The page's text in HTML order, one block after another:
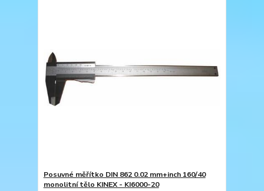
Posuvné měřítko DIN 862 0.02 mm+inch 160/40
monolitní tělo KINEX - KI6000-20